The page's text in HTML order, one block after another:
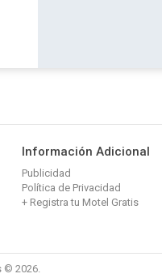
Información Adicional
Publicidad
Política de Privacidad
+ Registra tu Motel Gratis
2026.